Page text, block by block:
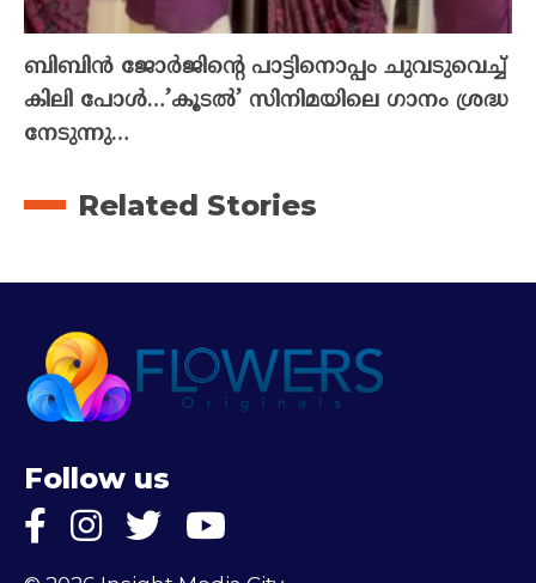
ബിബിൻ ജോർജിന്റെ പാട്ടിനൊപ്പം ചുവടുവെച്ച്
കിലി പോൾ…’കൂടൽ’ സിനിമയിലെ ഗാനം ശ്രദ്ധ
നേടുന്നു…
Related Stories
Follow us